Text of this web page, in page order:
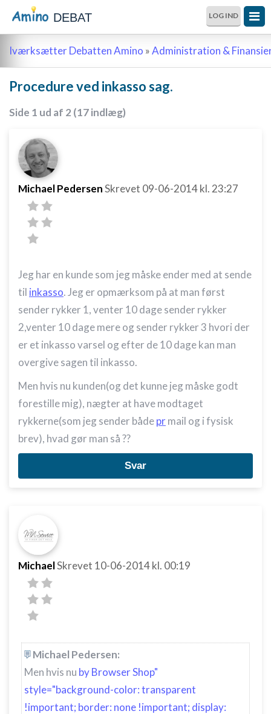
DEBAT LOG IND
Iværksætter Debatten Amino »Administration &
Procedure ved inkasso sag.
Side 1 ud af 2 (17 indlæg)
Michael PedersenSkrevet 09-06-2014kl. 23:27
Jeg har en kunde som jeg måske ender med at sende
til inkasso. Jeg er opmærksom på at man først
sender rykker 1, venter 10 dage sender rykker
2,venter 10 dage mere og sender rykker 3 hvori der
er et inkasso varsel og efter de 10 dage kan man
overgive sagen til inkasso.
Men hvis nu kunden(og det kunne jeg måske godt
forestille mig), nægter at have modtaget
rykkerne(som jeg sender bådeprmail og i fysisk
brev), hvad gør man så ??
Svar
MichaelSkrevet 10-06-2014kl. 00:19
Michael Pedersen:
Men hvis nu by Browser Shop"
style="background-color: transparent
!important; border: none !important; display: